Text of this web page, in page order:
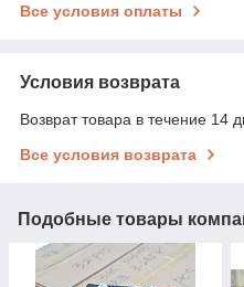
Все условия оплаты
Условия возврата
Возврат товара в течение 14
Все условия возврата
Подобные товары